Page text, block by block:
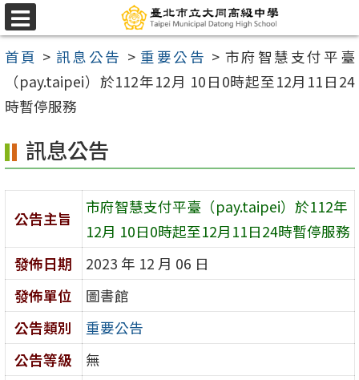
跳
至
主
內
區
選
單
首頁 > 訊息公告 > 重要公告 > 市府智慧支付平臺
（pay.taipei）於112年12月 10日0時起至12月11日24
時暫停服務
訊息公告
公告主旨
市府智慧支付平臺（pay.taipei）於112年
12月 10日0時起至12月11日24時暫停服務
發佈日期
2023 年 12 月 06 日
發佈單位
圖書館
公告類別
重要公告
公告等級
無